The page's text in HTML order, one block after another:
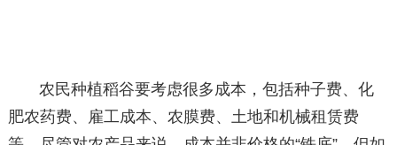
农民种植稻谷要考虑很多成本，包括种子费、化
肥农药费、雇工成本、农膜费、土地和机械租赁费